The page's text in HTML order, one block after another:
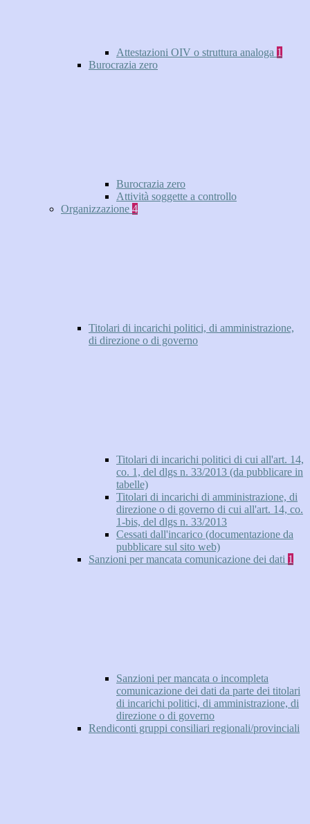
Attestazioni OIV o struttura analoga 1
Burocrazia zero
Burocrazia zero
Attività soggette a controllo
Organizzazione 4
Titolari di incarichi politici, di amministrazione,
di direzione o di governo
Titolari di incarichi politici di cui all'art. 14,
co. 1, del dlgs n. 33/2013 (da pubblicare in
tabelle)
Titolari di incarichi di amministrazione, di
direzione o di governo di cui all'art. 14, co.
1-bis, del dlgs n. 33/2013
Cessati dall'incarico (documentazione da
pubblicare sul sito web)
Sanzioni per mancata comunicazione dei dati 1
Sanzioni per mancata o incompleta
comunicazione dei dati da parte dei titolari
di incarichi politici, di amministrazione, di
direzione o di governo
Rendiconti gruppi consiliari regionali/provinciali